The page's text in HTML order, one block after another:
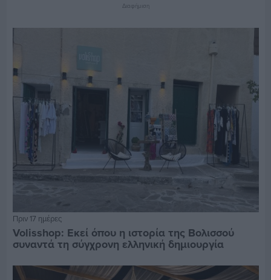
Διαφήμιση
Πριν 17 ημέρες
Volisshop: Εκεί όπου η ιστορία της Βολισσού
συναντά τη σύγχρονη ελληνική δημιουργία